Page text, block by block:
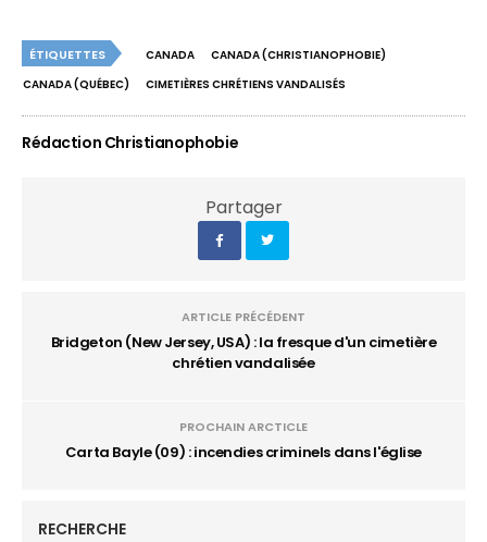
ÉTIQUETTES CANADA
CANADA (CHRISTIANOPHOBIE)
CANADA (QUÉBEC)
CIMETIÈRES CHRÉTIENS VANDALISÉS
Rédaction Christianophobie
Partager
ARTICLE PRÉCÉDENT
Bridgeton (New Jersey, USA) : la fresque d'un cimetière
chrétien vandalisée
PROCHAIN ARCTICLE
Carta Bayle (09) : incendies criminels dans l'église
RECHERCHE